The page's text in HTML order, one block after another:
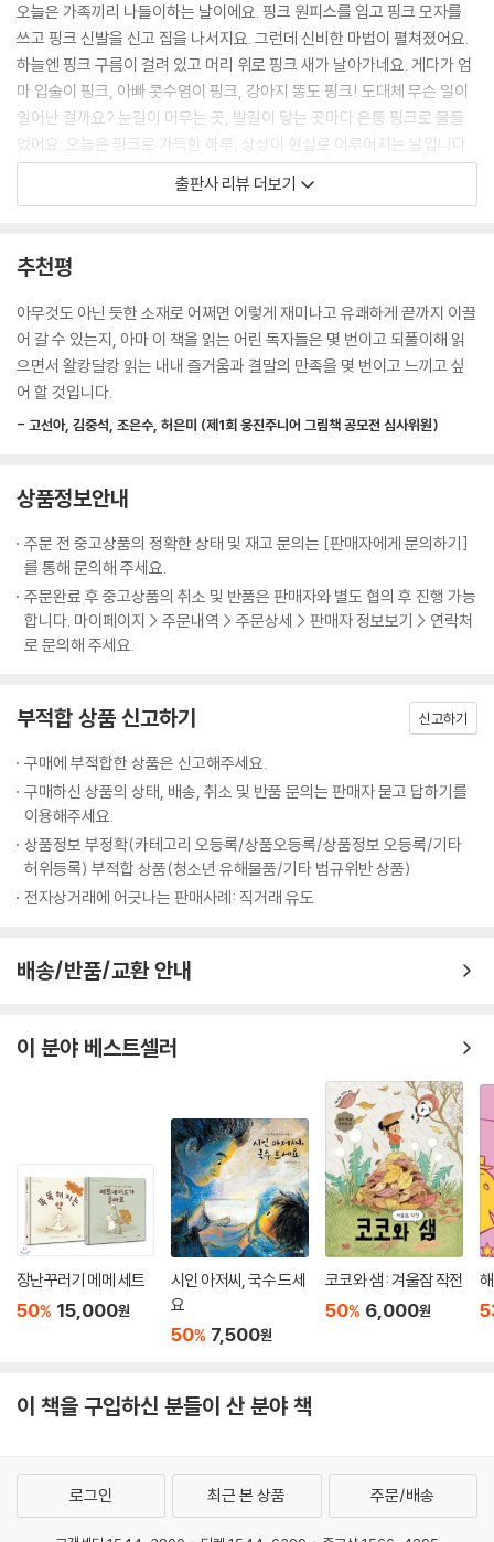
오늘은 가족끼리 나들이하는 날이에요. 핑크 원피스를 입고 핑크 모자를
쓰고 핑크 신발을 신고 집을 나서지요. 그런데 신비한 마법이 펼쳐졌어요.
하늘엔 핑크 구름이 걸려 있고 머리 위로 핑크 새가 날아가네요. 게다가 엄
마 입술이 핑크, 아빠 콧수염이 핑크, 강아지 똥도 핑크! 도대체 무슨 일이
일어난 걸까요? 눈길이 머무는 곳, 발길이 닿는 곳마다 온통 핑크로 물들
었어요. 오늘은 핑크로 가득한 하루, 상상이 현실로 이루어지는 날입니다.
아이가 발견한 핑크 구름은 어느새 엄마, 아빠에게도 옮겨갑니다. 좋아하
는 것에 온통 마음을 빼앗긴 아이의 상상이 현실 속에 펼쳐지고, 그 세계에
가족이 기꺼이 동참하기로 한 것입니다. 우리의 상상은 누군가의 지지와
응원이 있을 때 더욱 빛을 발합니다. 핑크 구름을 발견한 아이의 시선에 가
족들이 함께하면서 온 세상이 핑크로 물든 것처럼 말입니다. 내가 좋아하
〈핑크 토요일〉은 아이들에게는 즐거움과 공감을, 어른들에게는 아이를 위
마음에 품은 모든 이들에게 사랑스럽고 다정한 응원을 가득 전하는 그림책
입니다.
시선을 사로잡는 감각적인 핑크가 돋보이는 그림책
〈핑크 토요일〉은 핑크로 점점이 물들어 가는 세상을 감각적인 그림으로 보
마음을 사로잡습니다. 핑크로 물든 가족의 얼굴을 대담하게 배치하여 직접
들여다보는 듯한 느낌을 주고, 핑크 꼬리를 가진 고양이들은 과감한 사선
배치를 통해 뜻밖의 리듬감을 선사합니다. 몽글몽글 피어나는 핑크 구름,
마치 아이스크림 같은 핑크 강아지 똥, 촤르르 솟아오르는 핑크 물방울은
그림을 보는 재미를 더하지요. 특히 온 세상이 핑크로 뒤덮이는 장면은 혼
자만의 상상이 세상 모두에게 전해지는 아름다운 장면입니다.
〈핑크 토요일〉은 무한히 확장되는 아이의 반짝이는 상상을 사랑스러운 핑
크로 표현한 상상 그림책입니다. 또한 핑크로 덧칠한 매력적인 색깔 그림
색인지, 강아지 똥은 어떤 색인지 즐겁게 상상해 보세요.
출판사 리뷰 더보기
추천평
아무것도 아닌 듯한 소재로 어쩌면 이렇게 재미나고 유쾌하게 끝까지 이끌
어 갈 수 있는지, 아마 이 책을 읽는 어린 독자들은 몇 번이고 되풀이해 읽
으면서 왈캉달캉 읽는 내내 즐거움과 결말의 만족을 몇 번이고 느끼고 싶
어 할 것입니다.
- 고선아, 김중석, 조은수, 허은미 (제1회 웅진주니어 그림책 공모전 심사위원)
상품정보안내
주문 전 중고상품의 정확한 상태 및 재고 문의는 [판매자에게 문의하기]
를 통해 문의해 주세요.
주문완료 후 중고상품의 취소 및 반품은 판매자와 별도 협의 후 진행 가능
합니다. 마이페이지 > 주문내역 > 주문상세 > 판매자 정보보기 > 연락처
로 문의해 주세요.
부적합 상품 신고하기 신고하기
구매에 부적합한 상품은 신고해주세요.
구매하신 상품의 상태, 배송, 취소 및 반품 문의는 판매자 묻고 답하기를
이용해주세요.
상품정보 부정확(카테고리 오등록/상품오등록/상품정보 오등록/기타
허위등록) 부적합 상품(청소년 유해물품/기타 법규위반 상품)
전자상거래에 어긋나는 판매사례: 직거래 유도
배송/반품/교환 안내
이 분야 베스트셀러
장난꾸러기 메메 세트
50% 15,000원
시인 아저씨, 국수 드세
요
50% 7,500원
코코와 샘 : 겨울잠 작전
50% 6,000원
이 책을 구입하신 분들이 산 분야 책
로그인 최근 본 상품 주문/배송